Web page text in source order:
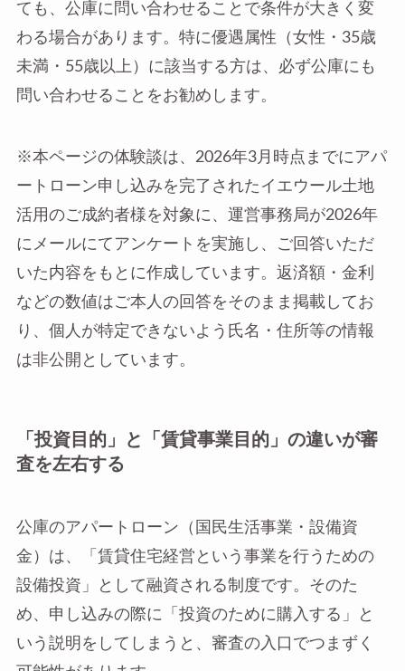
ても、公庫に問い合わせることで条件が大きく変
わる場合があります。特に優遇属性（女性・35歳
未満・55歳以上）に該当する方は、必ず公庫にも
問い合わせることをお勧めします。
※本ページの体験談は、2026年3月時点までにアパ
ートローン申し込みを完了されたイエウール土地
活用のご成約者様を対象に、運営事務局が2026年
にメールにてアンケートを実施し、ご回答いただ
いた内容をもとに作成しています。返済額・金利
などの数値はご本人の回答をそのまま掲載してお
り、個人が特定できないよう氏名・住所等の情報
は非公開としています。
「投資目的」と「賃貸事業目的」の違いが審
査を左右する
公庫のアパートローン（国民生活事業・設備資
金）は、「賃貸住宅経営という事業を行うための
設備投資」として融資される制度です。そのた
め、申し込みの際に「投資のために購入する」と
いう説明をしてしまうと、審査の入口でつまずく